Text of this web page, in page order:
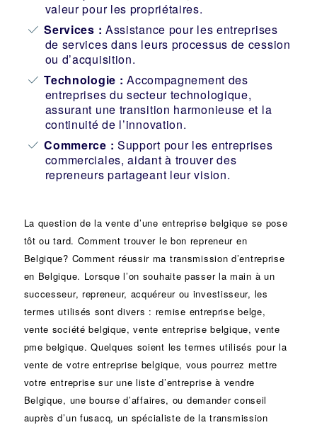
valeur pour les propriétaires.
Services : Assistance pour les entreprises
de services dans leurs processus de cession
ou d’acquisition.
Technologie : Accompagnement des
entreprises du secteur technologique,
assurant une transition harmonieuse et la
continuité de l’innovation.
Commerce : Support pour les entreprises
commerciales, aidant à trouver des
repreneurs partageant leur vision.
La question de la vente d’une entreprise belgique se pose
tôt ou tard. Comment trouver le bon repreneur en
Belgique? Comment réussir ma transmission d’entreprise
en Belgique. Lorsque l’on souhaite passer la main à un
successeur, repreneur, acquéreur ou investisseur, les
termes utilisés sont divers : remise entreprise belge,
vente société belgique, vente entreprise belgique, vente
pme belgique. Quelques soient les termes utilisés pour la
vente de votre entreprise belgique, vous pourrez mettre
votre entreprise sur une liste d’entreprise à vendre
Belgique, unebourse d’affaires, ou demander conseil
auprès d’un fusacq, un spécialiste de latransmission